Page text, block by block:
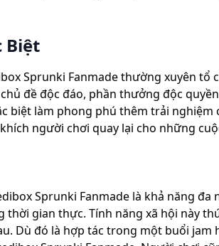
Biệt
Sprunki Fanmade thường xuyên
đề độc đáo, phần thưởng độc
biệt làm phong phú thêm trải
người chơi quay lại cho những
Sprunki Fanmade là khả năng
gian thực. Tính năng xã hội này
Dù đó là hợp tác trong một buổi